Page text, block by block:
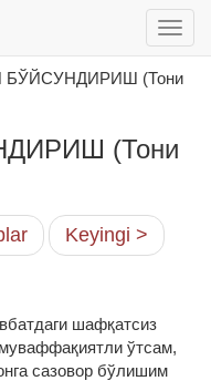
меню
(Тони
(Тони
Keyingi >
шафқатсиз
ўтсам,
сазовор бўлишим